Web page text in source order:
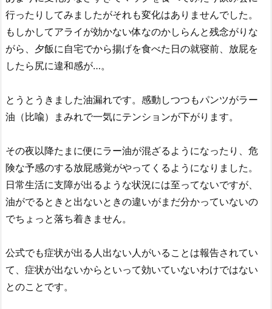
行ったりしてみましたがそれも変化はありませんでした。
もしかしてアライが効かない体なのかしらんと残念がりな
がら、夕飯に自宅でから揚げを食べた日の就寝前、放屁を
したら尻に違和感が…。
とうとうきました油漏れです。感動しつつもパンツがラー
油（比喩）まみれで一気にテンションが下がります。
その夜以降たまに便にラー油が混ざるようになったり、危
険な予感のする放屁感覚がやってくるようになりました。
日常生活に支障が出るような状況には至ってないですが、
油がでるときと出ないときの違いがまだ分かっていないの
でちょっと落ち着きません。
公式でも症状が出る人出ない人がいることは報告されてい
て、症状が出ないからといって効いていないわけではない
とのことです。